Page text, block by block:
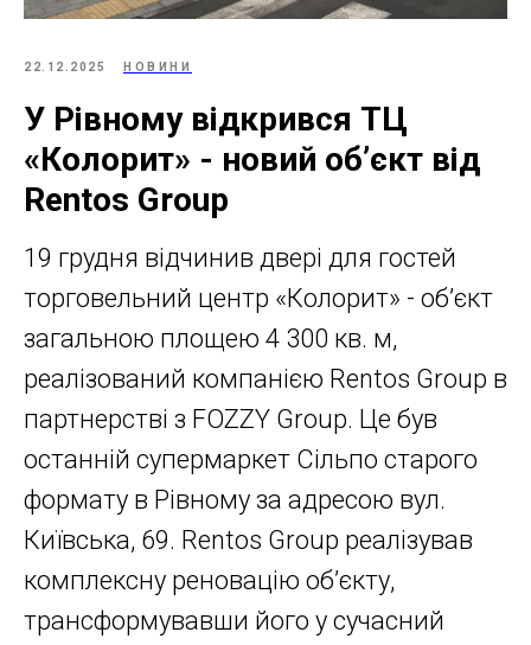
22.12.2025 НОВИНИ
У Рівному відкрився ТЦ
«Колорит» - новий об’єкт від
Rentos Group
19 грудня відчинив двері для гостей
торговельний центр «Колорит» - об’єкт
загальною площею 4 300 кв. м,
реалізований компанією Rentos Group в
партнерстві з FOZZY Group. Це був
останній супермаркет Сільпо старого
формату в Рівному за адресою вул.
Київська, 69. Rentos Group реалізував
комплексну реновацію об’єкту,
трансформувавши його у сучасний